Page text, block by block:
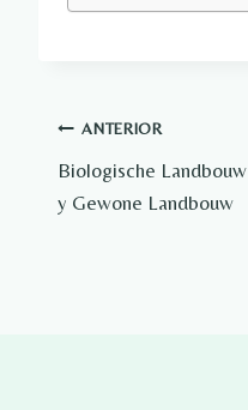
Navegación
de
ANTERIOR
Biologische Landbouw
y Gewone Landbouw